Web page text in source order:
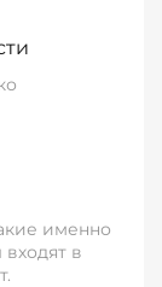
именно
в